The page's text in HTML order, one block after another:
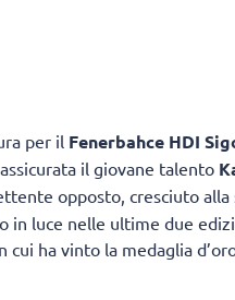
per il Fenerbahce HDI
il giovane talento
opposto, cresciuto alla
in luce nelle ultime due
cui ha vinto la medaglia